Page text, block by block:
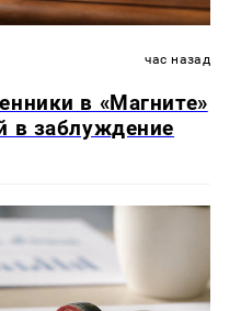
час назад
в «Магните»
в заблуждение